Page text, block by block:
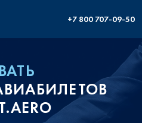
+7 800 707-09-50